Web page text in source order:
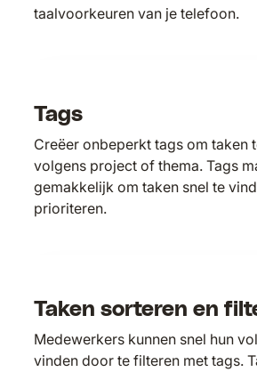
taalvoorkeuren van je telefoon.
Tags
Creëer onbeperkt tags om taken
volgens project of thema. Tags
gemakkelijk om taken snel te
prioriteren.
Taken sorteren en
Medewerkers kunnen snel hun
vinden door te filteren met tags.